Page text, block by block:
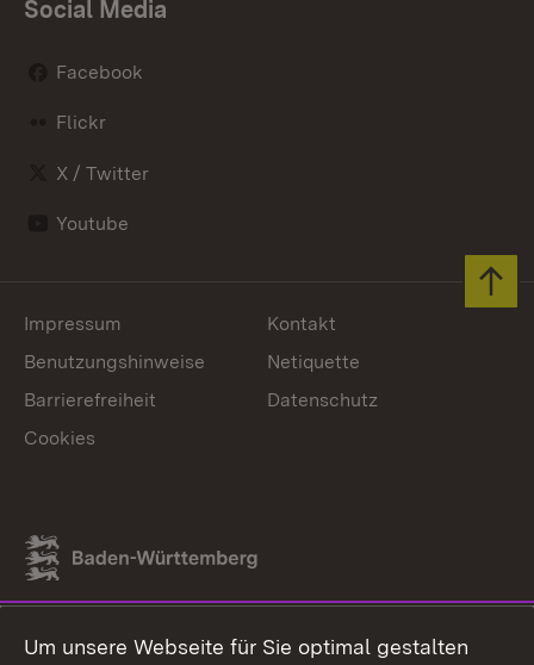
Social Media
Facebook
Flickr
X / Twitter
Youtube
Link zum Landesportal
Impressum
Kontakt
Benutzungshinweise
Netiquette
Barrierefreiheit
Datenschutz
Cookies
Um unsere Webseite für Sie optimal gestalten